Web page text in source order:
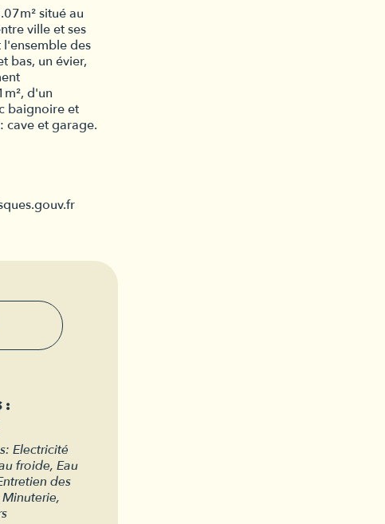
situé au
ville et ses
l'ensemble des
bas, un évier,
d'un
baignoire et
cave et garage.
:
Electricité
froide, Eau
des